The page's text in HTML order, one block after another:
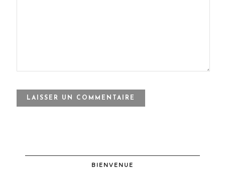
BIENVENUE